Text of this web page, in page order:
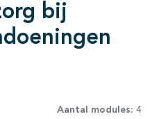
bij
Aantal modules: 4